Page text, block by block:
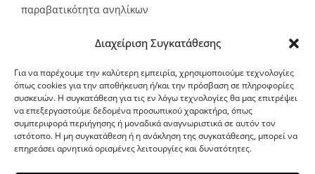
Διαχείριση Συγκατάθεσης
Για να παρέχουμε την καλύτερη εμπειρία, χρησιμοποιούμε τεχνολογίες
όπως cookies για την αποθήκευση ή/και την πρόσβαση σε πληροφορίες
συσκευών. Η συγκατάθεση για τις εν λόγω τεχνολογίες θα μας επιτρέψει
να επεξεργαστούμε δεδομένα προσωπικού χαρακτήρα, όπως
συμπεριφορά περιήγησης ή μοναδικά αναγνωριστικά σε αυτόν τον
ιστότοπο. Η μη συγκατάθεση ή η ανάκληση της συγκατάθεσης, μπορεί να
επηρεάσει αρνητικά ορισμένες λειτουργίες και δυνατότητες.
παραβατικότητα ανηλίκων
G-point.gr